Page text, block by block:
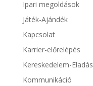
Ipari megoldások
Játék-Ajándék
Kapcsolat
Karrier-előrelépés
Kereskedelem-Eladás
Kommunikáció